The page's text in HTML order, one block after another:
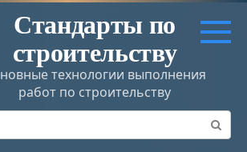
Стандарты по
строительству
технологии выполнения
работ по строительству